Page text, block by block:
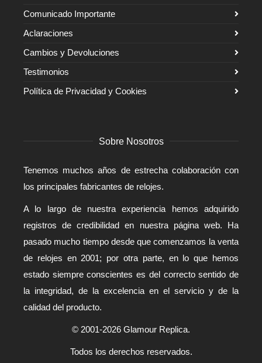
Comunicado Importante
Aclaraciones
Cambios y Devoluciones
Testimonios
Política de Privacidad y Cookies
Sobre Nosotros
Tenemos muchos años de estrecha colaboración con
los principales fabricantes de relojes.
A lo largo de nuestra experiencia hemos adquirido
registros de credibilidad en nuestra página web. Ha
pasado mucho tiempo desde que comenzamos la venta
de relojes en 2001; por otra parte, en lo que hemos
estado siempre conscientes es del correcto sentido de
la integridad, de la excelencia en el servicio y de la
calidad del producto.
© 2001-2026 Glamour Replica.
Todos los derechos reservados.